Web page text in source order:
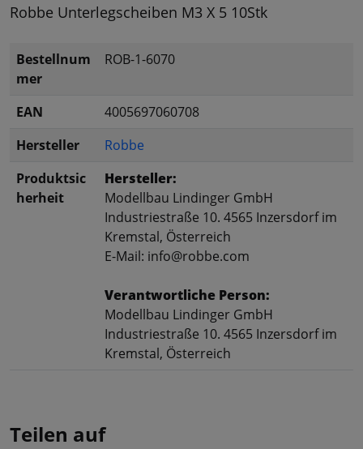
Robbe Unterlegscheiben M3 X 5 10Stk
Bestellnum
mer
ROB-1-6070
EAN
4005697060708
Hersteller
Robbe
Produktsic
herheit
Hersteller:
Modellbau Lindinger GmbH
Industriestraße 10. 4565 Inzersdorf im
Kremstal, Österreich
E-Mail: info@robbe.com
Verantwortliche Person:
Modellbau Lindinger GmbH
Industriestraße 10. 4565 Inzersdorf im
Kremstal, Österreich
Teilen auf